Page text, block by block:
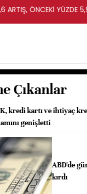
ARTIŞ, ÖNCEKİ YÜZDE
Çıkanlar
kredi kartı ve ihtiyaç
genişletti
ABD'de
kırdı